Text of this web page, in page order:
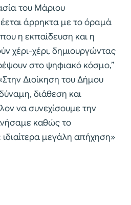
του Μάριου
άρρηκτα με το όραμά
η εκπαίδευση και η
χέρι-χέρι, δημιουργώντας
στο ψηφιακό κόσμο,”
Διοίκηση του Δήμου
διάθεση και
να συνεχίσουμε την
καθώς το
μεγάλη απήχηση»